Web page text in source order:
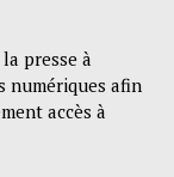
presse à
numériques afin
accès à